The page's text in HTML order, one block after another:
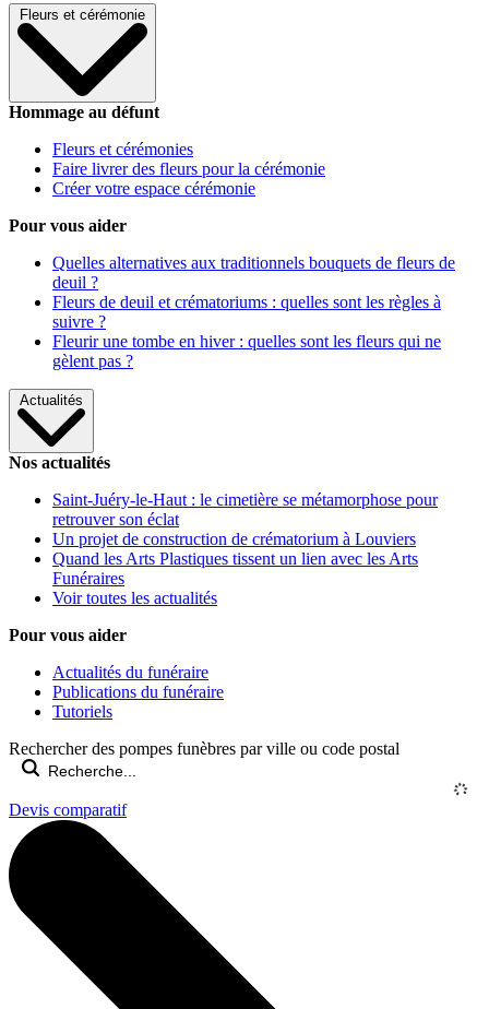
Fleurs et cérémonie
Hommage au défunt
Fleurs et cérémonies
Faire livrer des fleurs pour la cérémonie
Créer votre espace cérémonie
Pour vous aider
Quelles alternatives aux traditionnels bouquets de fleurs de
deuil ?
Fleurs de deuil et crématoriums : quelles sont les règles à
suivre ?
Fleurir une tombe en hiver : quelles sont les fleurs qui ne
gèlent pas ?
Actualités
Nos actualités
Saint-Juéry-le-Haut : le cimetière se métamorphose pour
retrouver son éclat
Un projet de construction de crématorium à Louviers
Quand les Arts Plastiques tissent un lien avec les Arts
Funéraires
Voir toutes les actualités
Pour vous aider
Actualités du funéraire
Publications du funéraire
Tutoriels
Rechercher des pompes funèbres par ville ou code postal
Devis comparatif